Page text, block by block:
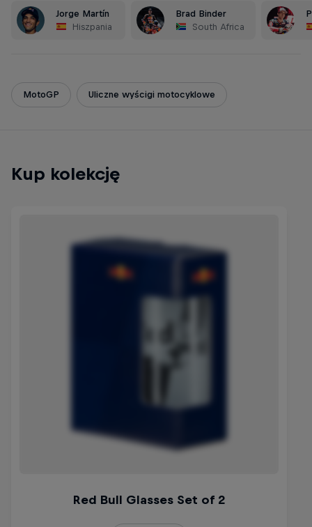
Jorge Martín
Hiszpania
Brad Binder
South Africa
MotoGP Uliczne wyścigi motocyklowe
Kup kolekcję